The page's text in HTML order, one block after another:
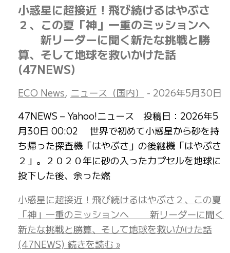
小惑星に超接近！飛び続けるはやぶさ
２、この夏「神」一重のミッションへ
新リーダーに聞く新たな挑戦と勝
算、そして地球を救いかけた話
(47NEWS)
ECO News, ニュース（国内） - 2026年5月30日
47NEWS – Yahoo!ニュース 投稿日：2026年5
月30日 00:02 世界で初めて小惑星から砂を持
ち帰った探査機「はやぶさ」の後継機「はやぶさ
２」。２０２０年に砂の入ったカプセルを地球に
投下した後、余った燃
小惑星に超接近！飛び続けるはやぶさ２、この夏
「神」一重のミッションへ 新リーダーに聞く
新たな挑戦と勝算、そして地球を救いかけた話
(47NEWS) 続きを読む »